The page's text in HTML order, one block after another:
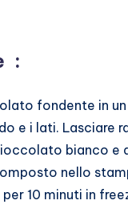
:
fondente in
e i lati. Lasciare
bianco e
nello
per 10 minuti in